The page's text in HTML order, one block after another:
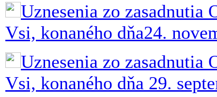
Uznesenia zo zasadnutia
Vsi, konaného dňa24.
Uznesenia zo zasadnutia
Vsi, konaného dňa 29.